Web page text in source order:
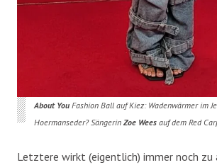
About YouFashion Ball auf Kiez: Wadenwärmer im
Hoermanseder? Sängerin Zoe Weesauf dem Red
Letztere wirkt (eigentlich) immer noch zu